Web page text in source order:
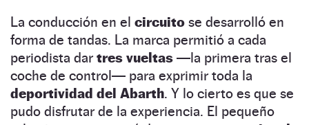
La conducción en el circuito se desarrolló en
forma de tandas. La marca permitió a cada
periodista dar tres vueltas —la primera tras el
coche de control— para exprimir toda la
deportividad del Abarth. Y lo cierto es que se
pudo disfrutar de la experiencia. El pequeño